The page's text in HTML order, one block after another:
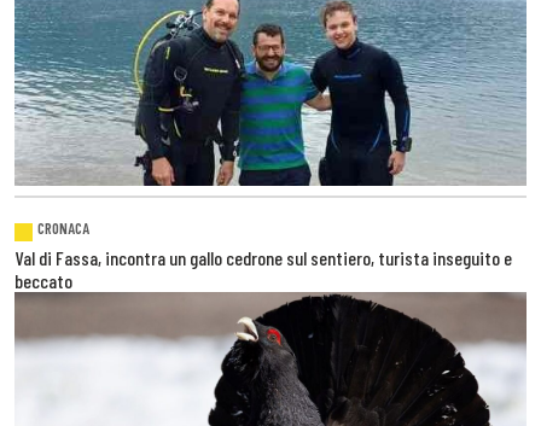
CRONACA
Val di Fassa, incontra un gallo cedrone sul sentiero, turista inseguito e
beccato